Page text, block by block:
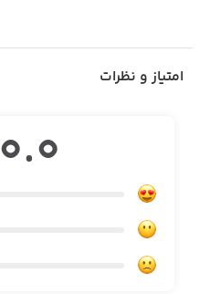
امتیاز و نظرات
0.0